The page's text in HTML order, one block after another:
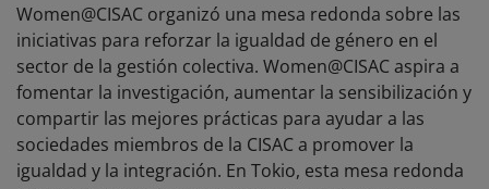
Women@CISAC organizó una mesa redonda sobre las
iniciativas para reforzar la igualdad de género en el
sector de la gestión colectiva. Women@CISAC aspira a
fomentar la investigación, aumentar la sensibilización y
compartir las mejores prácticas para ayudar a las
sociedades miembros de la CISAC a promover la
igualdad y la integración. En Tokio, esta mesa redonda